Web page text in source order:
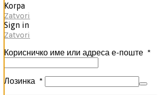
Korpa
Zatvori
Sign in
Zatvori
Корисничко име или адреса е-поште *
Лозинка *